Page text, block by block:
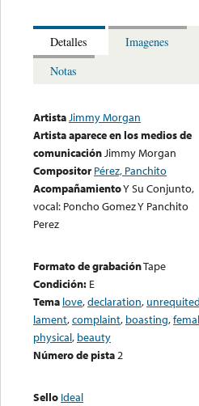
Detalles
Imagenes
Notas
ArtistaJimmy Morgan
Artista aparece en los medios de
comunicaciónJimmy Morgan
Compositor Pérez, Panchito
AcompañamientoY Su Conjunto,
vocal: Poncho Gomez Y Panchito
Perez
Formato de grabaciónTape
Condición: E
Tema love,declaration, unrequited
lament,complaint, boasting,
physical, beauty
Número de pista2
Sello Ideal